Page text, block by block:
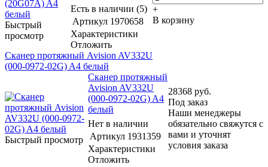
Быстрый
просмотр
Есть в наличии (5)
Артикул 1970658
Характеристики
Отложить
+
В корзину
Сканер протяжный Avision AV332U
(000-0972-02G) A4 белый
Быстрый просмотр
Сканер протяжный
Avision AV332U
(000-0972-02G) A4
белый
Нет в наличии
Артикул 1931359
Характеристики
Отложить
28368 руб.
Под заказ
Наши менеджеры
обязательно свяжутся с
вами и уточнят
условия заказа